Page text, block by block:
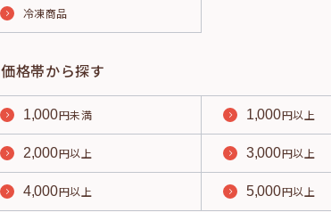
冷凍商品
価格帯から探す
1,000円未満 1,000円以上
2,000円以上 3,000円以上
4,000円以上 5,000円以上